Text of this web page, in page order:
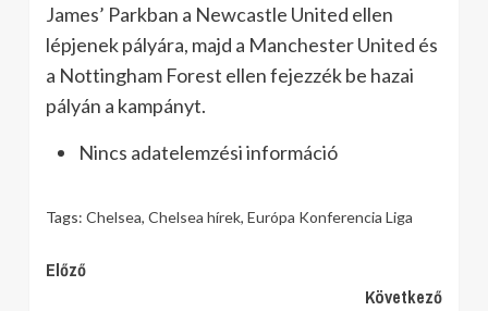
James’ Parkban a Newcastle United ellen
lépjenek pályára, majd a Manchester United és
a Nottingham Forest ellen fejezzék be hazai
pályán a kampányt.
Nincs adatelemzési információ
Tags: Chelsea, Chelsea hírek, Európa Konferencia Liga
Continue
Előző
Következő